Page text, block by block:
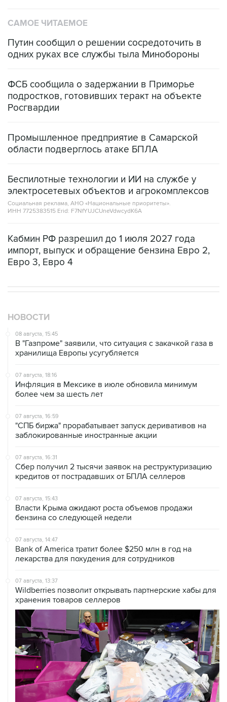
САМОЕ ЧИТАЕМОЕ
Путин сообщил о решении сосредоточить в
одних руках все службы тыла Минобороны
ФСБ сообщила о задержании в Приморье
подростков, готовивших теракт на объекте
Росгвардии
Промышленное предприятие в Самарской
области подверглось атаке БПЛА
Беспилотные технологии и ИИ на службе у
электросетевых объектов и агрокомплексов
Социальная реклама, АНО «Национальные приоритеты».
ИНН 7725383515 Erid: F7NfYUJCUneVdwcydK6A
Кабмин РФ разрешил до 1 июля 2027 года
импорт, выпуск и обращение бензина Евро 2,
Евро 3, Евро 4
НОВОСТИ
08 августа, 15:45
В "Газпроме" заявили, что ситуация с закачкой газа в
хранилища Европы усугубляется
07 августа, 18:16
Инфляция в Мексике в июле обновила минимум
более чем за шесть лет
07 августа, 16:59
"СПБ биржа" прорабатывает запуск деривативов на
заблокированные иностранные акции
07 августа, 16:31
Сбер получил 2 тысячи заявок на реструктуризацию
кредитов от пострадавших от БПЛА селлеров
07 августа, 15:43
Власти Крыма ожидают роста объемов продажи
бензина со следующей недели
07 августа, 14:47
Bank of America тратит более $250 млн в год на
лекарства для похудения для сотрудников
07 августа, 13:37
Wildberries позволит открывать партнерские хабы для
хранения товаров селлеров